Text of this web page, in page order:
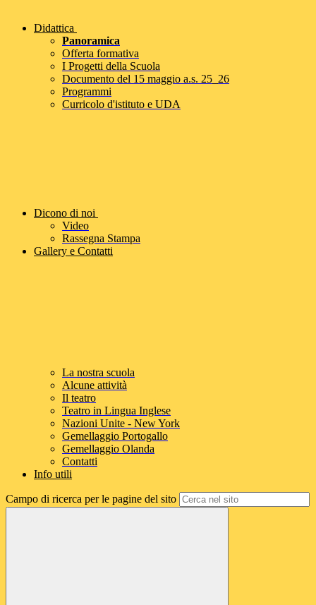
Didattica
Panoramica
Offerta formativa
I Progetti della Scuola
Documento del 15 maggio a.s. 25_26
Programmi
Curricolo d'istituto e UDA
Dicono di noi
Video
Rassegna Stampa
Gallery e Contatti
La nostra scuola
Alcune attività
Il teatro
Teatro in Lingua Inglese
Nazioni Unite - New York
Gemellaggio Portogallo
Gemellaggio Olanda
Contatti
Info utili
Campo di ricerca per le pagine del sito